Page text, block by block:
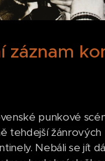
záznam
punkové
žánrových
Nebáli se jít